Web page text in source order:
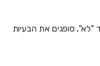
"לא", סופגים את הבעיות